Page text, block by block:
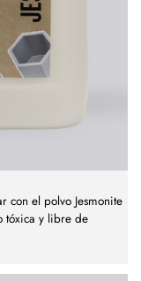
con el polvo Jesmonite
tóxica y libre de